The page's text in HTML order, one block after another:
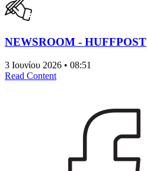
NEWSROOM - HUFFPOST
3 Ιουνίου 2026 • 08:51
Read Content